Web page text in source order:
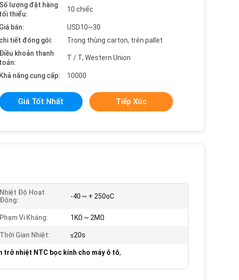
Số lượng đặt hàng
tối thiểu:
10 chiếc
Giá bán:
USD10~30
chi tiết đóng gói:
Trong thùng carton, trên pallet
Điều khoản thanh
toán:
T / T, Western Union
Khả năng cung cấp: 10000
Giá Tốt Nhất Tiếp Xúc
Nhiệt Độ Hoạt
Động:
-40 ~ + 250oC
Phạm Vi Kháng: 1KΩ ~ 2MΩ
Thời Gian Nhiệt: ≤20s
trở nhiệt NTC bọc kính cho máy ô tô,